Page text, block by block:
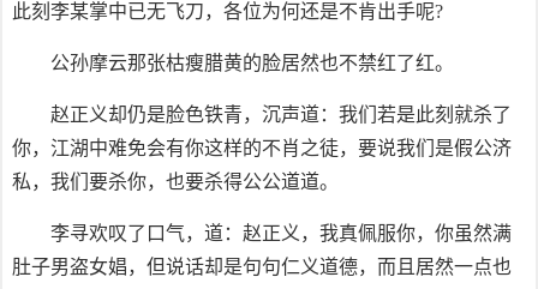
此刻李某掌中已无飞刀，各位为何还是不肯出手呢?
公孙摩云那张枯瘦腊黄的脸居然也不禁红了红。
赵正义却仍是脸色铁青，沉声道：我们若是此刻就杀了
你，江湖中难免会有你这样的不肖之徒，要说我们是假公济
私，我们要杀你，也要杀得公公道道。
李寻欢叹了口气，道：赵正义，我真佩服你，你虽然满
肚子男盗女娼，但说话却是句句仁义道德，而且居然一点也